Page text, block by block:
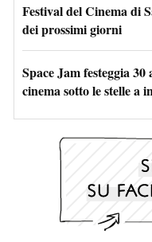
Festival del Cinema di
dei prossimi giorni
Space Jam festeggia
cinema sotto le stelle a